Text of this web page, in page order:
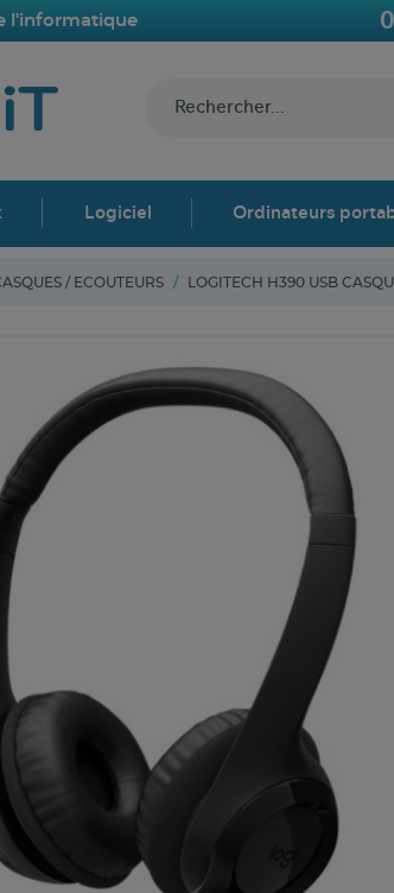
l'informatique
Logiciel Ordinateurs
/ ECOUTEURS LOGITECH H390 USB